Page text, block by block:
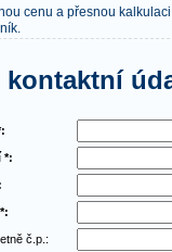
cenu a přesnou
kontaktní
*:
č.p.: